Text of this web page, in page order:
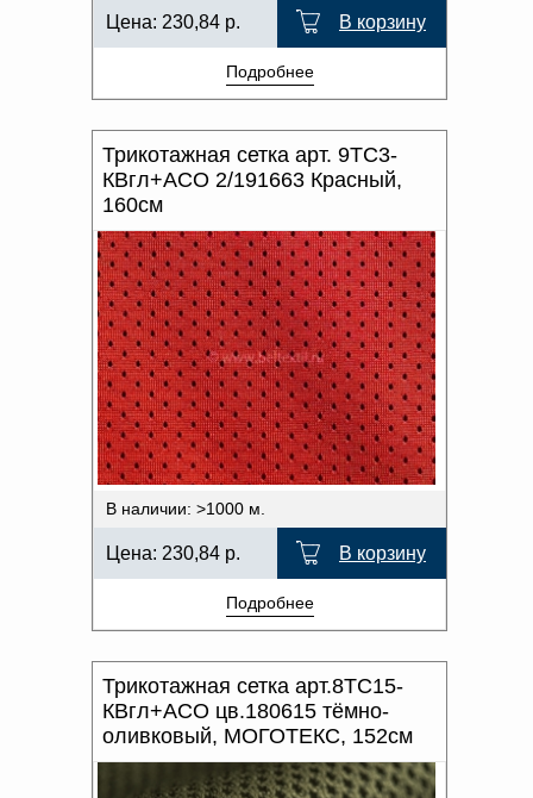
Цена: 230,84 р. В корзину
Подробнее
Трикотажная сетка арт. 9ТС3-
КВгл+АСО 2/191663 Красный,
160см
В наличии: >1000 м.
Цена: 230,84 р. В корзину
Подробнее
Трикотажная сетка арт.8ТС15-
КВгл+АСО цв.180615 тёмно-
оливковый, МОГОТЕКС, 152см